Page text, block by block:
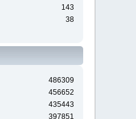
143
38
486309
456652
435443
397851